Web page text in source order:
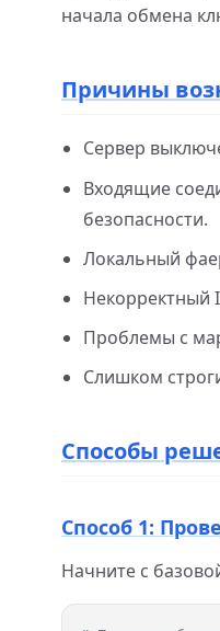
начала обмена
Причины
Сервер
Входящие
безопасности.
Локальный
Некорректный
Проблемы с
Слишком
Способы
Способ 1:
Начните с